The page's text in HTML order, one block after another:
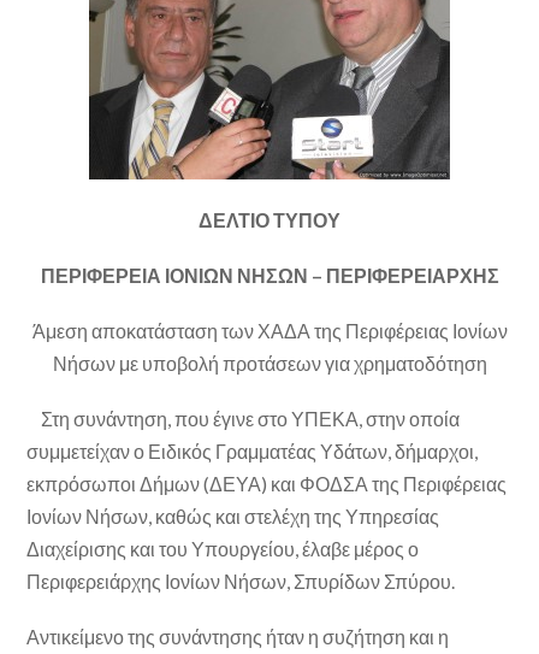
ΔΕΛΤΙΟ ΤΥΠΟΥ
ΠΕΡΙΦΕΡΕΙΑ ΙΟΝΙΩΝ ΝΗΣΩΝ – ΠΕΡΙΦΕΡΕΙΑΡΧΗΣ
Άμεση αποκατάσταση των ΧΑΔΑ της Περιφέρειας Ιονίων
Νήσων με υποβολή προτάσεων για χρηματοδότηση
Στη συνάντηση, που έγινε στο ΥΠΕΚΑ, στην οποία
συμμετείχαν ο Ειδικός Γραμματέας Υδάτων, δήμαρχοι,
εκπρόσωποι Δήμων (ΔΕΥΑ) και ΦΟΔΣΑ της Περιφέρειας
Ιονίων Νήσων, καθώς και στελέχη της Υπηρεσίας
Διαχείρισης και του Υπουργείου, έλαβε μέρος ο
Περιφερειάρχης Ιονίων Νήσων, Σπυρίδων Σπύρου.
Αντικείμενο της συνάντησης ήταν η συζήτηση και η